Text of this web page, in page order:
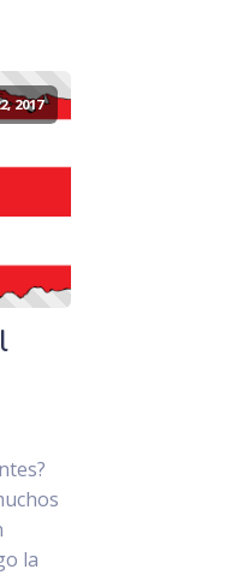
2017
la